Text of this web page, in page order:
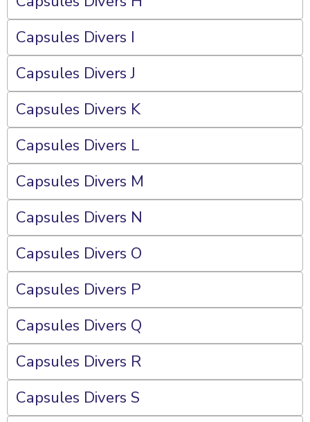
Capsules Divers I
Capsules Divers J
Capsules Divers K
Capsules Divers L
Capsules Divers M
Capsules Divers N
Capsules Divers O
Capsules Divers P
Capsules Divers Q
Capsules Divers R
Capsules Divers S